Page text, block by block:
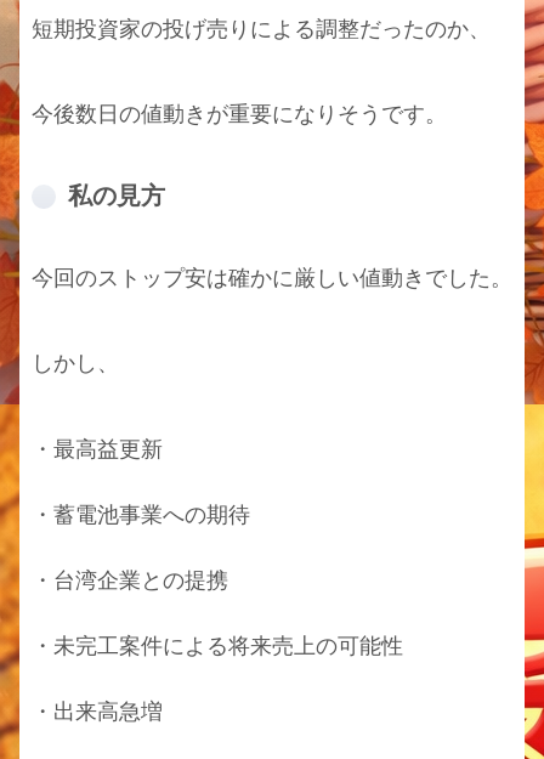
短期投資家の投げ売りによる調整だったのか、
今後数日の値動きが重要になりそうです。
私の見方
今回のストップ安は確かに厳しい値動きでした。
しかし、
・最高益更新
・蓄電池事業への期待
・台湾企業との提携
・未完工案件による将来売上の可能性
・出来高急増